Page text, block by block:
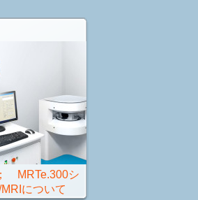
MRTe.300シ
について